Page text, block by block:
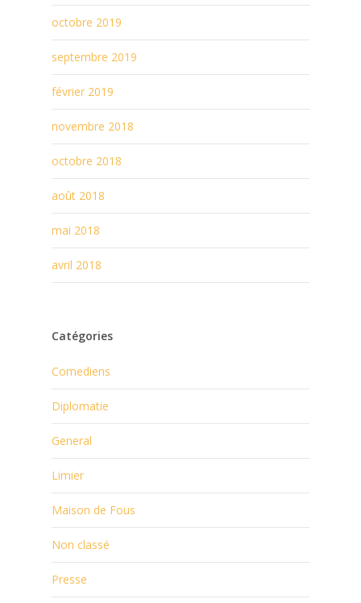
octobre 2019
septembre 2019
février 2019
novembre 2018
octobre 2018
août 2018
mai 2018
avril 2018
Catégories
Comediens
Diplomatie
General
Limier
Maison de Fous
Non classé
Presse